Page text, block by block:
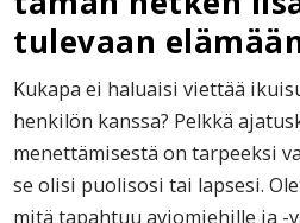
tulevaan
Kukapa ei haluaisi viettää
henkilön kanssa? Pelkkä
menettämisestä on tarpeeksi
se olisi puolisosi tai lapsesi.
mitä tapahtuu aviomiehille ja -